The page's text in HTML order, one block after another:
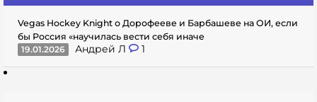
Vegas Hockey Knight о Дорофееве и Барбашеве на ОИ, если
бы Россия «научилась вести себя иначе
19.01.2026
Андрей Л 1